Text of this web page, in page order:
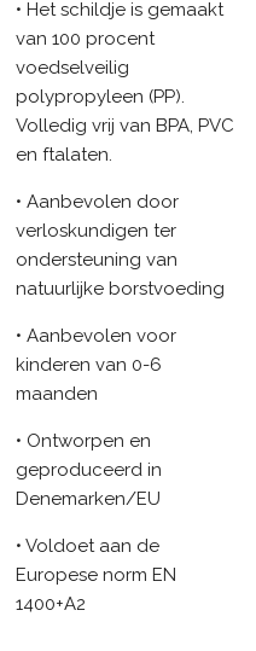
• Het schildje is gemaakt
van 100 procent
voedselveilig
polypropyleen (PP).
Volledig vrij van BPA, PVC
en ftalaten.
• Aanbevolen door
verloskundigen ter
ondersteuning van
natuurlijke borstvoeding
• Aanbevolen voor
kinderen van 0-6
maanden
• Ontworpen en
geproduceerd in
Denemarken/EU
• Voldoet aan de
Europese norm EN
1400+A2